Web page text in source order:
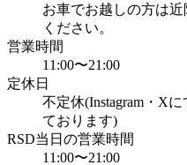
お車でお越しの方は
ください。
営業時間
11:00〜21:00
定休日
不定休(Instagram・X
ております)
RSD当日の営業時間
11:00〜21:00